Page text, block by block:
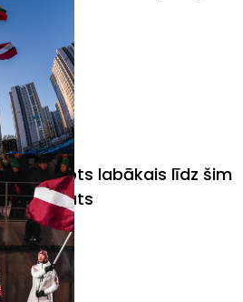
izveidots labākais līdz šim
ciemats